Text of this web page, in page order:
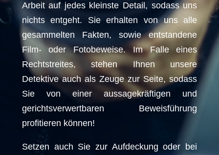
Arbeit auf jedes kleinste Detail, sodass uns
nichts entgeht. Sie erhalten von uns alle
gesammelten Fakten, sowie entstandene
Film- oder Fotobeweise. Im Falle eines
Rechtstreites, stehen Ihnen unsere
Detektive auch als Zeuge zur Seite, sodass
Sie von einer aussagekräftigen und
gerichtsverwertbaren Beweisführung
profitieren können!
Setzen auch Sie zur Aufdeckung oder bei